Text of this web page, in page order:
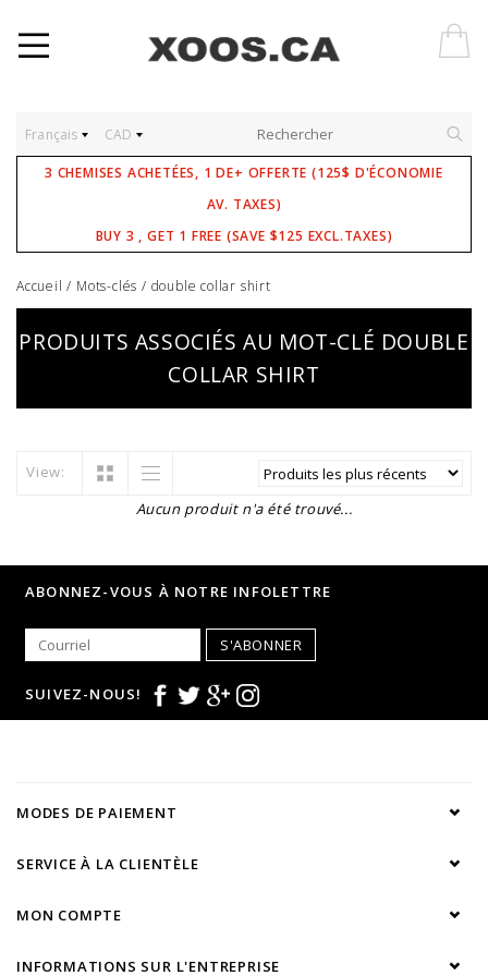
Français CAD
3 CHEMISES ACHETÉES, 1 DE+ OFFERTE (125$ D'ÉCONOMIE
AV. TAXES)
BUY 3 , GET 1 FREE (SAVE $125 EXCL.TAXES)
Accueil / Mots-clés / double collar shirt
PRODUITS ASSOCIÉS AU MOT-CLÉ DOUBLE
COLLAR SHIRT
View:
Aucun produit n'a été trouvé...
ABONNEZ-VOUS À NOTRE INFOLETTRE
S'ABONNER
SUIVEZ-NOUS!
MODES DE PAIEMENT
SERVICE À LA CLIENTÈLE
MON COMPTE
INFORMATIONS SUR L'ENTREPRISE